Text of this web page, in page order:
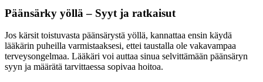
Päänsärky yöllä – Syyt ja ratkaisut
Jos kärsit toistuvasta päänsärystä yöllä, kannattaa ensin käydä
lääkärin puheilla varmistaaksesi, ettei taustalla ole vakavampaa
terveysongelmaa. Lääkäri voi auttaa sinua selvittämään päänsäryn
syyn ja määrätä tarvittaessa sopivaa hoitoa.